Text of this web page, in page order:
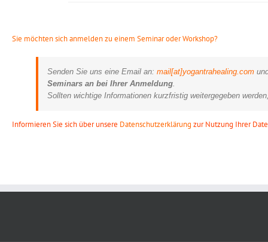
Sie möchten sich anmelden zu einem Seminar oder Workshop?
Senden Sie uns eine Email an: mail[at]yogantrahealing.com
Seminars an bei Ihrer Anmeldung.
Sollten wichtige Informationen kurzfristig weitergegeben
Informieren Sie sich über unsere Datenschutzerklärung zur Nutzung Ihrer